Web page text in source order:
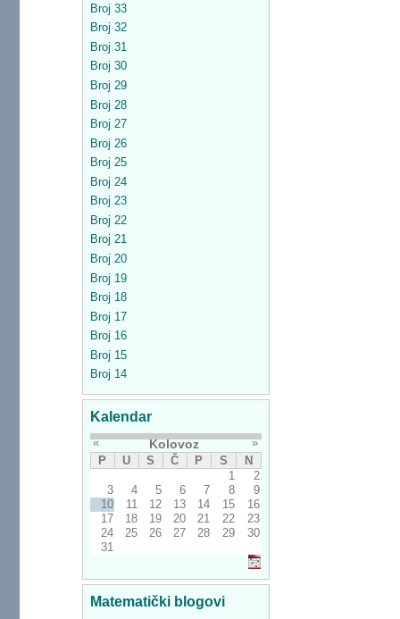
Broj 33
Broj 32
Broj 31
Broj 30
Broj 29
Broj 28
Broj 27
Broj 26
Broj 25
Broj 24
Broj 23
Broj 22
Broj 21
Broj 20
Broj 19
Broj 18
Broj 17
Broj 16
Broj 15
Broj 14
Kalendar
« Kolovoz
»
P
U S Č P S
N
1
2
3
4 5 6 7 8
9
10
11 12 13 14 15
16
17
18 19 20 21 22
23
24
25 26 27 28 29
30
31
Matematički blogovi